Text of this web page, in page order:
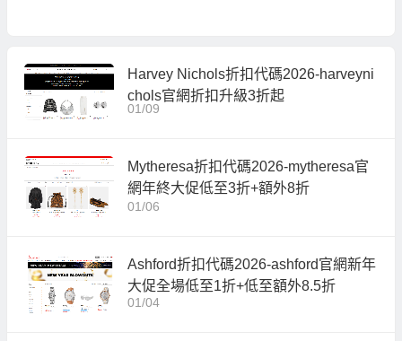
Harvey Nichols折扣代碼2026-harveyni
chols官網折扣升級3折起
01/09
Mytheresa折扣代碼2026-mytheresa官
網年終大促低至3折+額外8折
01/06
Ashford折扣代碼2026-ashford官網新年
大促全場低至1折+低至額外8.5折
01/04